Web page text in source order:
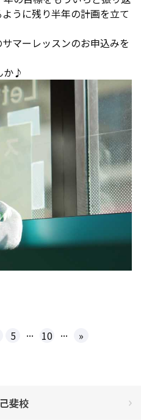
うに残り半年の計画を立て
マーレッスンのお申込みを
か♪
5 ... 10 ... »
斐校